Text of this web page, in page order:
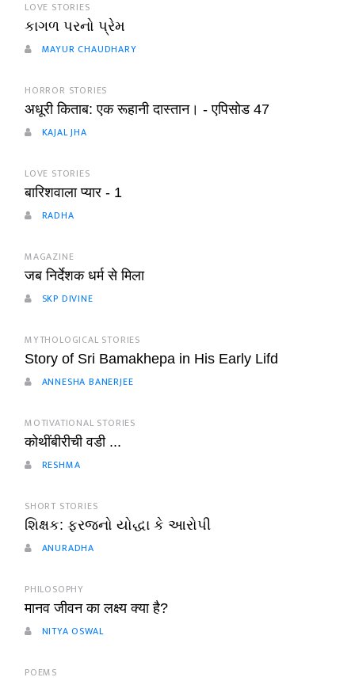
LOVE STORIES
કાગળ પરનો પ્રેમ
MAYUR CHAUDHARY
HORROR STORIES
अधूरी किताब: एक रूहानी दास्तान। - एपिसोड 47
KAJAL JHA
LOVE STORIES
बारिशवाला प्यार - 1
RADHA
MAGAZINE
जब निर्देशक धर्म से मिला
SKP DIVINE
MYTHOLOGICAL STORIES
Story of Sri Bamakhepa in His Early Lifd
ANNESHA BANERJEE
MOTIVATIONAL STORIES
कोथींबीरीची वडी ...
RESHMA
SHORT STORIES
શિક્ષક: ફરજનો યોદ્ધા કે આરોપી
ANURADHA
PHILOSOPHY
मानव जीवन का लक्ष्य क्या है?
NITYA OSWAL
POEMS